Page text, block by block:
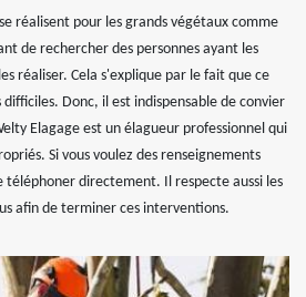
réalisent pour les grands végétaux comme
de rechercher des personnes ayant les
réaliser. Cela s'explique par le fait que ce
Donc, il est indispensable de convier
Elagage est un élagueur professionnel qui
Si vous voulez des renseignements
téléphoner directement. Il respecte aussi les
afin de terminer ces interventions.